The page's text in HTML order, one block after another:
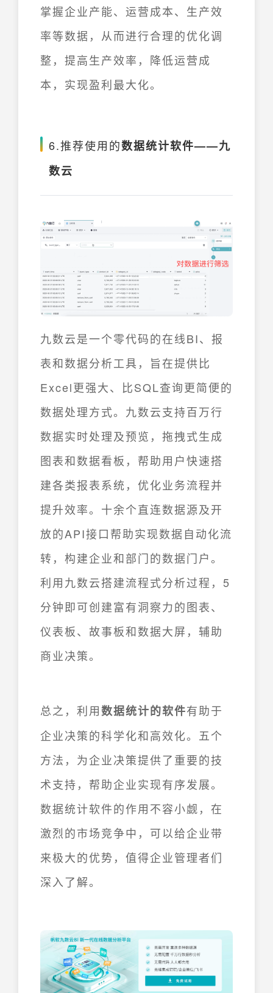
掌握企业产能、运营成本、生产效
率等数据，从而进行合理的优化调
整，提高生产效率，降低运营成
本，实现盈利最大化。
6.推荐使用的数据统计软件——九
数云
九数云是一个零代码的在线BI、报
表和数据分析工具，旨在提供比
Excel更强大、比SQL查询更简便的
数据处理方式。九数云支持百万行
数据实时处理及预览，拖拽式生成
图表和数据看板，帮助用户快速搭
建各类报表系统，优化业务流程并
提升效率。十余个直连数据源及开
放的API接口帮助实现数据自动化流
转，构建企业和部门的数据门户。
利用九数云搭建流程式分析过程，5
分钟即可创建富有洞察力的图表、
仪表板、故事板和数据大屏，辅助
商业决策。
总之，利用数据统计的软件有助于
企业决策的科学化和高效化。五个
方法，为企业决策提供了重要的技
术支持，帮助企业实现有序发展。
数据统计软件的作用不容小觑，在
激烈的市场竞争中，可以给企业带
来极大的优势，值得企业管理者们
深入了解。